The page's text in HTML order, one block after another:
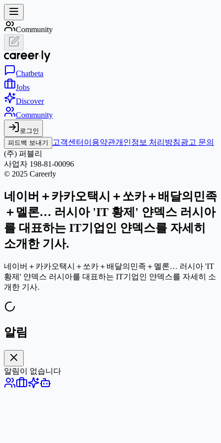
Community
Chatbeta
Jobs
Discover
Community
로그인
피드백 보내기
고객센터 이용약관개인정보 처리방침광고 문의
(주) 퍼블리
사업자 198-81-00096
© 2025 Careerly
네이버＋카카오택시＋쏘카＋배달의민족
＋멜론… 러시아 'IT 황제' 얀덱스 러시아
를 대표하는 IT기업인 얀덱스를 자세히
소개한 기사.
네이버＋카카오택시＋쏘카＋배달의민족＋멜론… 러시아 'IT
황제' 얀덱스 러시아를 대표하는 IT기업인 얀덱스를 자세히 소
개한 기사.
알림
알림이 없습니다